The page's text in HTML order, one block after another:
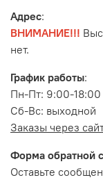
Адрес:
ВНИМАНИЕ!!!
нет.
График работы:
Пн-Пт: 9:00-18:00
Сб-Вс: выходной
Заказы через
Форма обратной
Оставьте